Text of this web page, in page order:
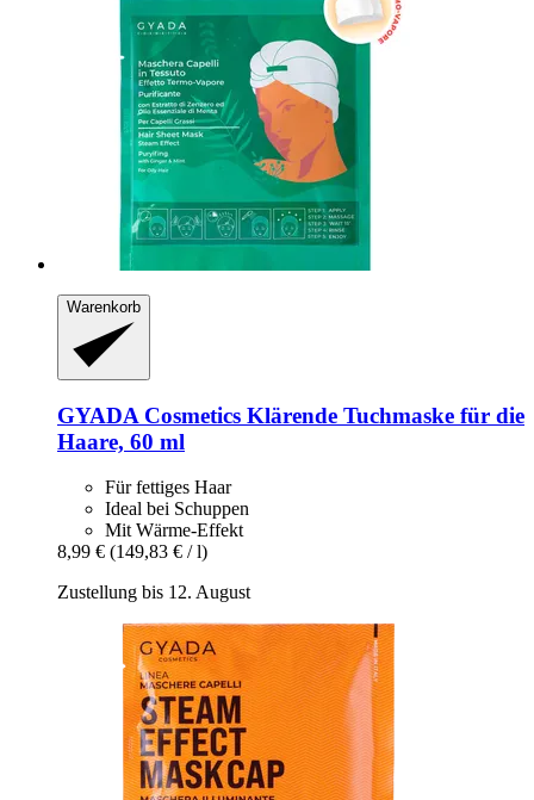
Warenkorb
GYADA Cosmetics Klärende Tuchmaske für die
Haare, 60 ml
Für fettiges Haar
Ideal bei Schuppen
Mit Wärme-Effekt
8,99 € (149,83 € / l)
Zustellung bis 12. August